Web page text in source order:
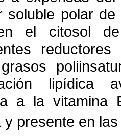
soluble polar
el citosol
lipídica
a la vitamina
y presente en